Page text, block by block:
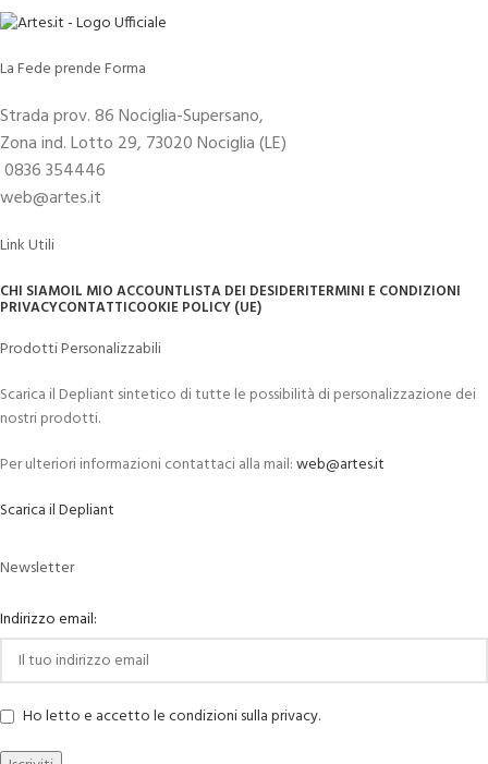
La Fede prende Forma
Strada prov. 86 Nociglia-Supersano,
Zona ind. Lotto 29, 73020 Nociglia (LE)
0836 354446
web@artes.it
Link Utili
CHI SIAMOIL MIO ACCOUNTLISTA DEI DESIDERITERMINI E CONDIZIONI
PRIVACYCONTATTICOOKIE POLICY (UE)
Prodotti Personalizzabili
Scarica il Depliant sintetico di tutte le possibilità di personalizzazione dei
nostri prodotti.
Per ulteriori informazioni contattaci alla mail:web@artes.it
Scarica il Depliant
Newsletter
Indirizzo email:
Ho letto e accetto le condizioni sulla privacy.